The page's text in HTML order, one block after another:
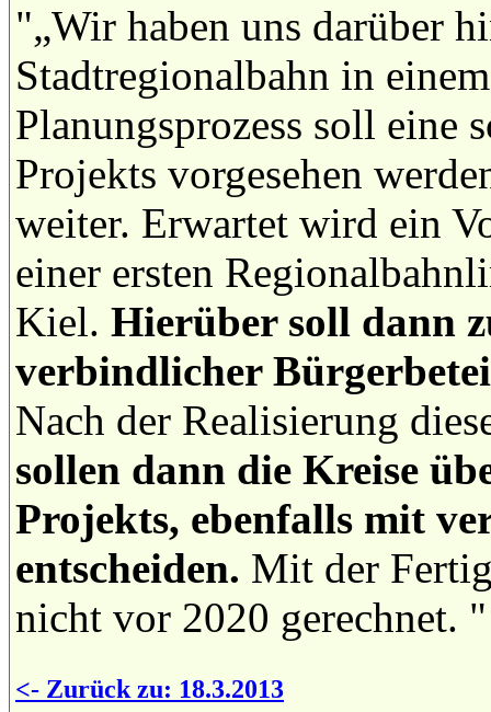
"„Wir haben uns darüber
Stadtregionalbahn in
Planungsprozess soll eine
Projekts vorgesehen
weiter. Erwartet wird ein
einer ersten
Kiel. Hierüber soll dann
verbindlicher
Nach der Realisierung
sollen dann die Kreise
Projekts, ebenfalls mit
entscheiden. Mit der
nicht vor 2020 gerechnet. "
<- Zurück zu: 18.3.2013